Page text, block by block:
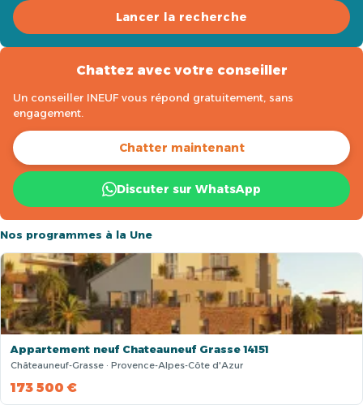
Lancer la recherche
Chattez avec votre conseiller
Un conseiller INEUF vous répond gratuitement, sans
engagement.
Chatter maintenant
Discuter sur WhatsApp
Nos programmes à la Une
Appartement neuf Chateauneuf Grasse 14151
Châteauneuf-Grasse · Provence-Alpes-Côte d'Azur
173 500 €